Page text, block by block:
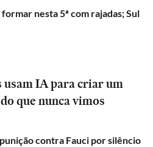
nesta 5ª com rajadas; Sul
usam IA para criar um
que nunca vimos
contra Fauci por silêncio